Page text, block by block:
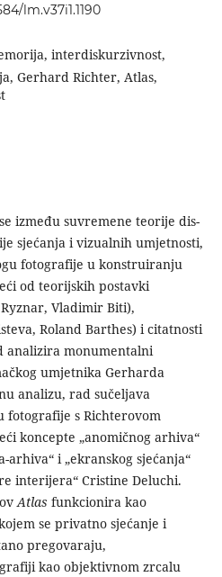
lm.v37i1.1190
interdiskurzivnost,
Gerhard Richter, Atlas,
između suvremene teorije dis­
sjećanja i vizualnih umjetnosti,
fotografije u konstruiranju
od teorijskih postavki
Vladimir Biti),
Roland Barthes) i citatnosti
analizira monumentalni
umjetnika Gerharda
analizu, rad sučeljava
fotografije s Richterovom
koncepte „anomičnog arhiva“
arhiva“ i „ekranskog sjećanja“
interijera“ Cristine Deluchi.
Atlas funkcionira kao
se privatno sjećanje i
pregovaraju,
kao objektivnom zrcalu